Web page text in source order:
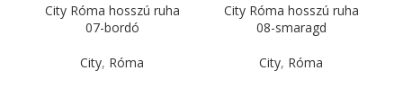
City Róma hosszú ruha
07-bordó
City, Róma
City Róma hosszú ruha
08-smaragd
City, Róma